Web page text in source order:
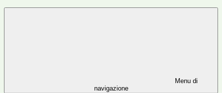
Menu di
navigazione